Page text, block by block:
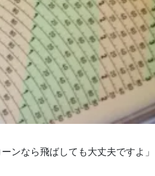
ンなら飛ばしても大丈夫ですよ」